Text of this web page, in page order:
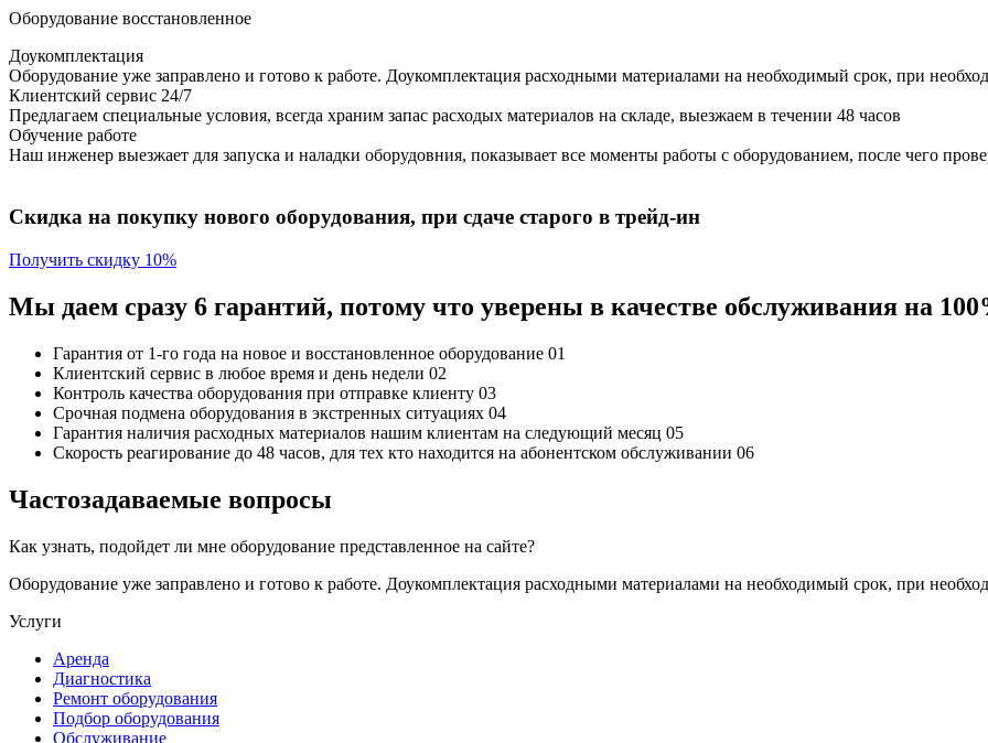
Оборудование восстановленное
Доукомплектация
Оборудование уже заправлено и готово к работе. Доукомплектация расходными материалами на необходимый срок, при
Клиентский сервис 24/7
Предлагаем специальные условия, всегда храним запас расходых материалов на складе, выезжаем в течении 48 часов
Обучение работе
Наш инженер выезжает для запуска и наладки оборудовния, показывает все моменты работы с оборудованием, после чего
Скидка на покупку нового оборудования, при сдаче старого в трейд-ин
Получить скидку 10%
Мы даем сразу 6 гарантий, потому что уверены в качестве обслуживания на
Гарантия от 1-го года на новое и восстановленное оборудование 01
Клиентский сервис в любое время и день недели 02
Контроль качества оборудования при отправке клиенту 03
Срочная подмена оборудования в экстренных ситуациях 04
Гарантия наличия расходных материалов нашим клиентам на следующий месяц 05
Скорость реагирование до 48 часов, для тех кто находится на абонентском обслуживании 06
Частозадаваемые вопросы
Как узнать, подойдет ли мне оборудование представленное на сайте?
Оборудование уже заправлено и готово к работе. Доукомплектация расходными материалами на необходимый срок, при
Услуги
Аренда
Диагностика
Ремонт оборудования
Подбор оборудования
Обслуживание